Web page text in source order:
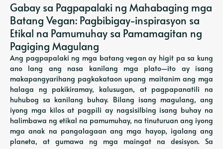
Gabay sa Pagpapalaki ng Mahabaging mga
Batang Vegan: Pagbibigay-inspirasyon sa
Etikal na Pamumuhay sa Pamamagitan ng
Pagiging Magulang
Ang pagpapalaki ng mga batang vegan ay higit pa sa kung
ano lang ang nasa kanilang mga plato—ito ay isang
makapangyarihang pagkakataon upang maitanim ang mga
halaga ng pakikiramay, kalusugan, at pagpapanatili na
huhubog sa kanilang buhay. Bilang isang magulang, ang
iyong mga kilos at pagpili ay nagsisilbing isang buhay na
halimbawa ng etikal na pamumuhay, na tinuturuan ang iyong
mga anak na pangalagaan ang mga hayop, igalang ang
planeta, at gumawa ng mga maingat na desisyon. Sa